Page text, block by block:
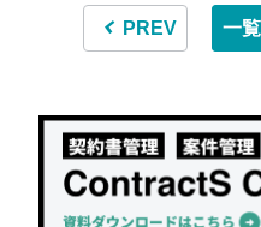
PREV 一